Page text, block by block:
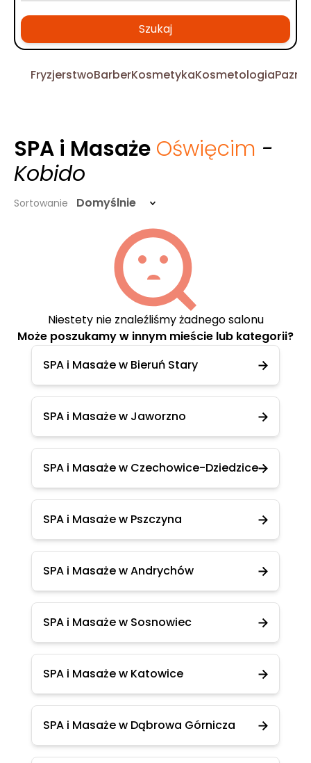
Szukaj
FryzjerstwoBarberKosmetykaKosmetologia
SPA i Masaże Oświęcim -
Kobido
Sortowanie Domyślnie
Niestety nie znaleźliśmy żadnego salonu
Może poszukamy w innym mieście lub kategorii?
SPA i Masaże w Bieruń Stary
SPA i Masaże w Jaworzno
SPA i Masaże w Czechowice-Dziedzice
SPA i Masaże w Pszczyna
SPA i Masaże w Andrychów
SPA i Masaże w Sosnowiec
SPA i Masaże w Katowice
SPA i Masaże w Dąbrowa Górnicza